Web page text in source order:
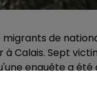
migrants de
à Calais. Sept
enquête a été
à Calais,
lieu du Pas-